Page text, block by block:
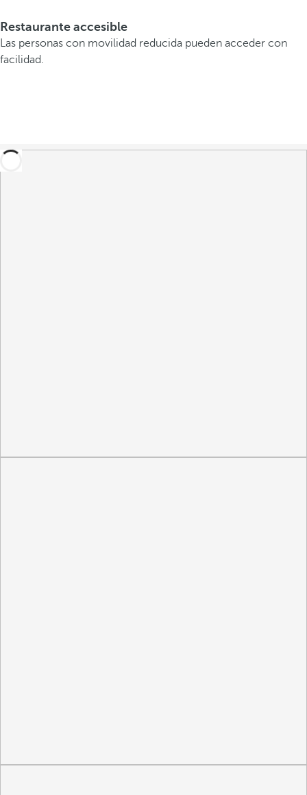
Restaurante accesible
Las personas con movilidad reducida pueden acceder con
facilidad.